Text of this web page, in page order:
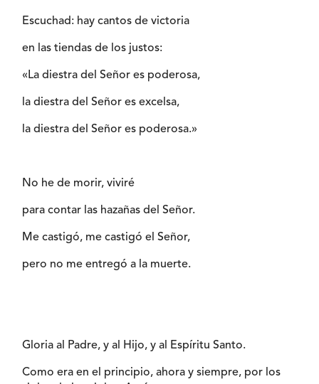
Escuchad: hay cantos de victoria
en las tiendas de los justos:
«La diestra del Señor es poderosa,
la diestra del Señor es excelsa,
la diestra del Señor es poderosa.»
No he de morir, viviré
para contar las hazañas del Señor.
Me castigó, me castigó el Señor,
pero no me entregó a la muerte.
Gloria al Padre, y al Hijo, y al Espíritu Santo.
Como era en el principio, ahora y siempre, por los